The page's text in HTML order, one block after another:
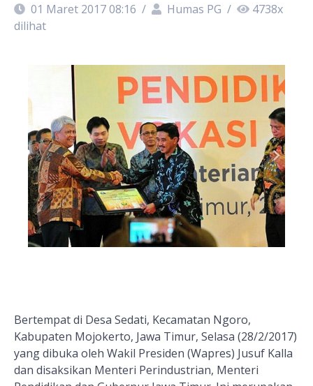
01 Maret 2017 08:16 / Humas PG / 4738x
dilihat
Bertempat di Desa Sedati, Kecamatan Ngoro,
Kabupaten Mojokerto, Jawa Timur, Selasa (28/2/2017)
yang dibuka oleh Wakil Presiden (Wapres) Jusuf Kalla
dan disaksikan Menteri Perindustrian, Menteri